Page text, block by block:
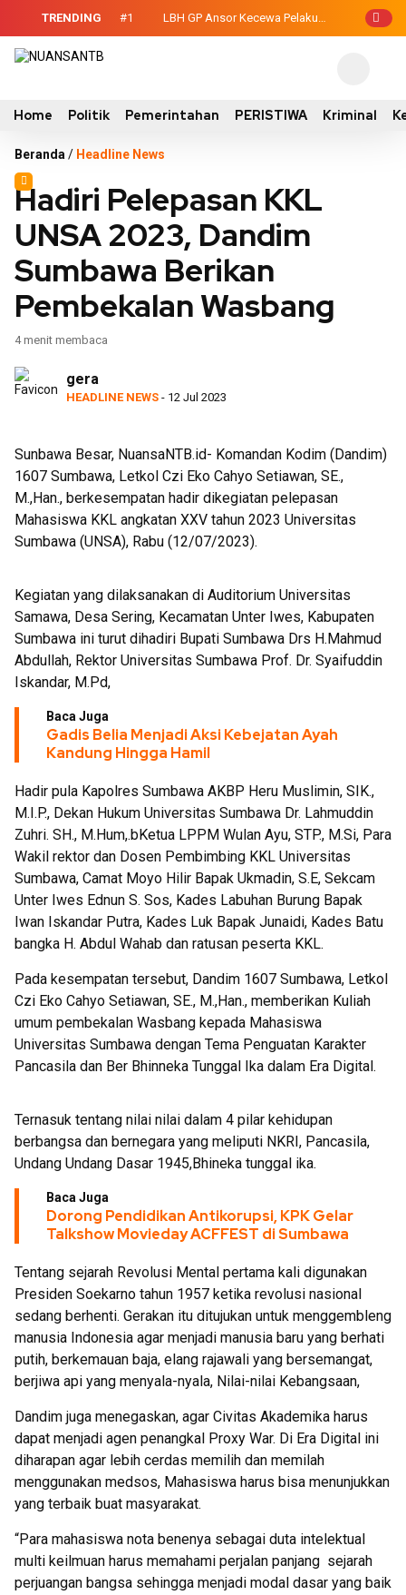
TRENDING #1 LBH GP Ansor Kecewa Pelaku
Legislatif,
Home Politik Pemerintahan PERISTIWA Kriminal
Beranda / Headline News
Hadiri Pelepasan KKL
UNSA 2023, Dandim
Sumbawa Berikan
Pembekalan Wasbang
4 menit membaca
gera
HEADLINE NEWS - 12 Jul 2023
Sunbawa Besar, NuansaNTB.id- Komandan Kodim (Dandim)
1607 Sumbawa, Letkol Czi Eko Cahyo Setiawan, SE.,
M.,Han., berkesempatan hadir dikegiatan pelepasan
Mahasiswa KKL angkatan XXV tahun 2023 Universitas
Sumbawa (UNSA), Rabu (12/07/2023).
Kegiatan yang dilaksanakan di Auditorium Universitas
Samawa, Desa Sering, Kecamatan Unter Iwes, Kabupaten
Sumbawa ini turut dihadiri Bupati Sumbawa Drs H.Mahmud
Abdullah, Rektor Universitas Sumbawa Prof. Dr. Syaifuddin
Iskandar, M.Pd,
Baca Juga
Gadis Belia Menjadi Aksi Kebejatan Ayah
Kandung Hingga Hamil
Hadir pula Kapolres Sumbawa AKBP Heru Muslimin, SIK.,
M.I.P., Dekan Hukum Universitas Sumbawa Dr. Lahmuddin
Zuhri. SH., M.Hum,.bKetua LPPM Wulan Ayu, STP., M.Si, Para
Wakil rektor dan Dosen Pembimbing KKL Universitas
Sumbawa, Camat Moyo Hilir Bapak Ukmadin, S.E, Sekcam
Unter Iwes Ednun S. Sos, Kades Labuhan Burung Bapak
Iwan Iskandar Putra, Kades Luk Bapak Junaidi, Kades Batu
bangka H. Abdul Wahab dan ratusan peserta KKL.
Pada kesempatan tersebut, Dandim 1607 Sumbawa, Letkol
Czi Eko Cahyo Setiawan, SE., M.,Han., memberikan Kuliah
umum pembekalan Wasbang kepada Mahasiswa
Universitas Sumbawa dengan Tema Penguatan Karakter
Pancasila dan Ber Bhinneka Tunggal Ika dalam Era Digital.
Ternasuk tentang nilai nilai dalam 4 pilar kehidupan
berbangsa dan bernegara yang meliputi NKRI, Pancasila,
Undang Undang Dasar 1945,Bhineka tunggal ika.
Baca Juga
Dorong Pendidikan Antikorupsi, KPK Gelar
Talkshow Movieday ACFFEST di Sumbawa
Tentang sejarah Revolusi Mental pertama kali digunakan
Presiden Soekarno tahun 1957 ketika revolusi nasional
sedang berhenti. Gerakan itu ditujukan untuk menggembleng
manusia Indonesia agar menjadi manusia baru yang berhati
putih, berkemauan baja, elang rajawali yang bersemangat,
berjiwa api yang menyala-nyala, Nilai-nilai Kebangsaan,
Dandim juga menegaskan, agar Civitas Akademika harus
dapat menjadi agen penangkal Proxy War. Di Era Digital ini
diharapan agar lebih cerdas memilih dan memilah
menggunakan medsos, Mahasiswa harus bisa menunjukkan
yang terbaik buat masyarakat.
“Para mahasiswa nota benenya sebagai duta intelektual
multi keilmuan harus memahami perjalan panjang sejarah
perjuangan bangsa sehingga menjadi modal dasar yang baik